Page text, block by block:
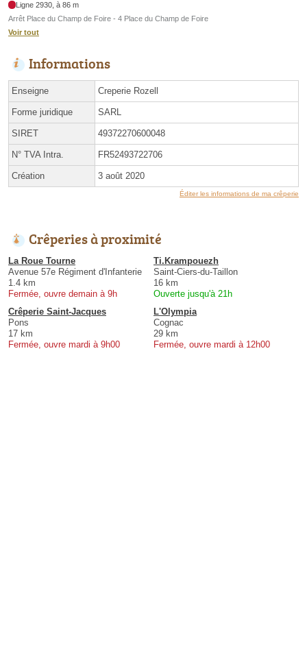
Ligne 2930, à 86 m
Arrêt Place du Champ de Foire - 4 Place du Champ de Foire
Voir tout
Informations
Enseigne Creperie Rozell
Forme juridique SARL
SIRET 49372270600048
N° TVA Intra. FR52493722706
Création 3 août 2020
Éditer les informations de ma crêperie
Crêperies à proximité
La Roue Tourne
Avenue 57e Régiment d'Infanterie
1.4 km
Fermée, ouvre demain à 9h
Ti.Krampouezh
Saint-Ciers-du-Taillon
16 km
Ouverte jusqu'à 21h
Crêperie Saint-Jacques
Pons
17 km
Fermée, ouvre mardi à 9h00
L'Olympia
Cognac
29 km
Fermée, ouvre mardi à 12h00